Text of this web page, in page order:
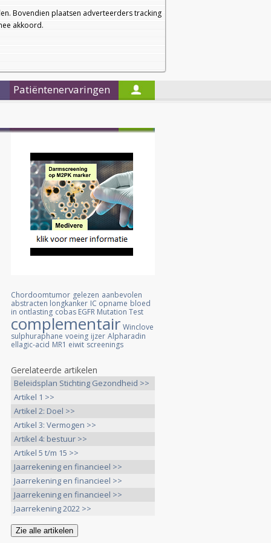
Bovendien plaatsen adverteerders tracking
akkoord.
a
a
Nieuwsbrief
Startpagina
Patiëntenervaringen
Chordoomtumor gelezen aanbevolen
abstracten longkanker IC opname bloed
in ontlasting cobas EGFR Mutation Test
complementair Winclove
sulphuraphane voeing ijzer Alpharadin
ellagic-acid MR1 eiwit screenings
Gerelateerde artikelen
Beleidsplan Stichting Gezondheid >>
Artikel 1 >>
Artikel 2: Doel >>
Artikel 3: Vermogen >>
Artikel 4: bestuur >>
Artikel 5 t/m 15 >>
Jaarrekening en financieel >>
Jaarrekening en financieel >>
Jaarrekening en financieel >>
Jaarrekening 2022 >>